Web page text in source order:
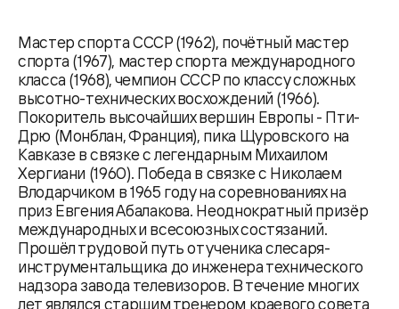
Мастер спорта СССР (1962), почётный мастер
спорта (1967), мастер спорта международного
класса (1968), чемпион СССР по классу сложных
высотно-технических восхождений (1966).
Покоритель высочайших вершин Европы - Пти-
Дрю (Монблан, Франция), пика Щуровского на
Кавказе в связке с легендарным Михаилом
Хергиани (1960). Победа в связке с Николаем
Влодарчиком в 1965 году на соревнованиях на
приз Евгения Абалакова. Неоднократный призёр
международных и всесоюзных состязаний.
Прошёл трудовой путь от ученика слесаря-
инструментальщика до инженера технического
надзора завода телевизоров. В течение многих
лет являлся старшим тренером краевого совета